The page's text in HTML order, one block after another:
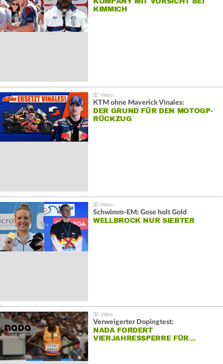
KIMMICH
KTM ohne Maverick Vinales:
DER GRUND FÜR DEN MOTOGP-
RÜCKZUG
Schwimm-EM: Gose holt Gold
WELLBROCK NUR SIEBTER
Verweigerter Dopingtest:
NADA FORDERT
VIERJAHRESSPERRE FÜR…